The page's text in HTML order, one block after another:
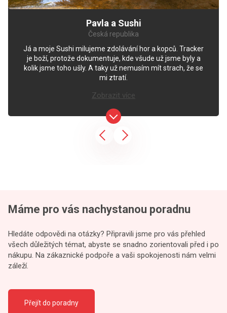
Pavla a Sushi
Česká republika
Já a moje Sushi milujeme zdolávání hor a kopců. Tracker
je boží, protože dokumentuje, kde všude už jsme byly a
kolik jsme toho ušly. A taky už nemusím mít strach, že se
mi ztratí.
DOG GPS mini lokátor pro
1 299 Kč
Zobrazit více
Máme pro vás nachystanou poradnu
Hledáte odpovědi na otázky? Připravili jsme pro vás přehled
všech důležitých témat, abyste se snadno zorientovali před i po
nákupu. Na zákaznické podpoře a vaši spokojenosti nám velmi
záleží.
Přejít do poradny